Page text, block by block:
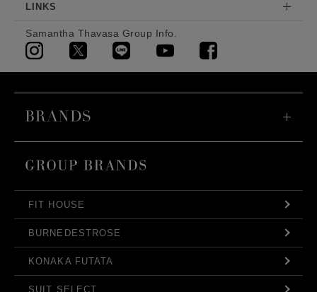
LINKS
Samantha Thavasa Group Info.
FIT HOUSE
BURNEDESTROSE
KONAKA FUTATA
SUIT SELECT